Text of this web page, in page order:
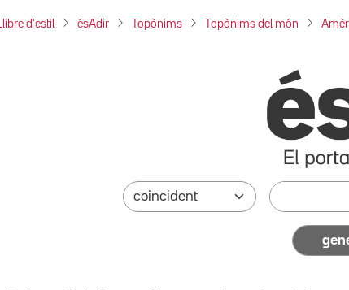
Llibre d'estil ésAdir Topònims Topònims del món